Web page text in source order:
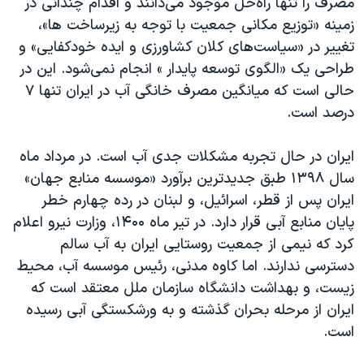
زمینه «توزیع مکانی جمعیت با توجه به زیرساخت ها»،
تغییر در «سیاست‌های کلان کشاورزی و ایده خودکفایی» و
طراحی یک «الگوی توسعه پایدار » انجام نمی‌شود. این در
حالی است که میانگین مصرف خانگی آب در ایران تنها ۷
درصد است.
ایران در حال تجربه مشکلات جدی آب است. در مرداد ماه
سال ۱۳۹۸ طبق جدیدترین برآورد «موسسه منابع جهان»
ایران پس از قطر، اسرائیل، و لبنان در رده چهارم خطر
پایان منابع آبی قرار دارد. در تیر ماه ۱۴۰۰، وزارت نیرو اعلام
کرد که نیمی از جمعیت روستایی ایران به آب سالم
دسترسی ندارند. اما کاوه مدنی، رئیس موسسه آب، محیط
زیست، و بهداشت دانشگاه سازمان ملل معتقد است که
ایران از مرحله بحران گذشته و به ورشکستگی آبی رسیده‌
است.